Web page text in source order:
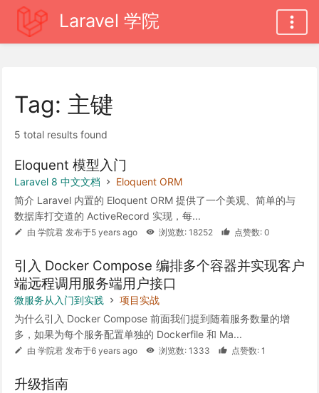
Laravel 学院
Tag: 主键
5 total results found
Eloquent 模型入门
Laravel 8 中文文档
Eloquent ORM
简介 Laravel 内置的 Eloquent ORM 提供了一个美观、简单的与
数据库打交道的 ActiveRecord 实现，每...
由 学院君 发布于5 years ago 浏览数: 18252 点赞数: 0
引入 Docker Compose 编排多个容器并实现客户
端远程调用服务端用户接口
微服务从入门到实践
项目实战
为什么引入 Docker Compose 前面我们提到随着服务数量的增
多，如果为每个服务配置单独的 Dockerfile 和 Ma...
由 学院君 发布于6 years ago 浏览数: 1333 点赞数: 1
升级指南